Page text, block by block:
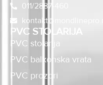
011/2887-460
kontakt@mondlinepro.rs
PVC STOLARIJA
PVC stolarija
PVC balkonska vrata
PVC prozori